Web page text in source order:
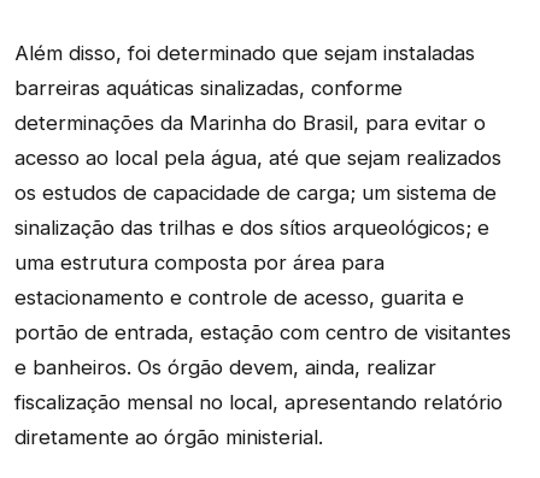
Além disso, foi determinado que sejam instaladas
barreiras aquáticas sinalizadas, conforme
determinações da Marinha do Brasil, para evitar o
acesso ao local pela água, até que sejam realizados
os estudos de capacidade de carga; um sistema de
sinalização das trilhas e dos sítios arqueológicos; e
uma estrutura composta por área para
estacionamento e controle de acesso, guarita e
portão de entrada, estação com centro de visitantes
e banheiros. Os órgão devem, ainda, realizar
fiscalização mensal no local, apresentando relatório
diretamente ao órgão ministerial.